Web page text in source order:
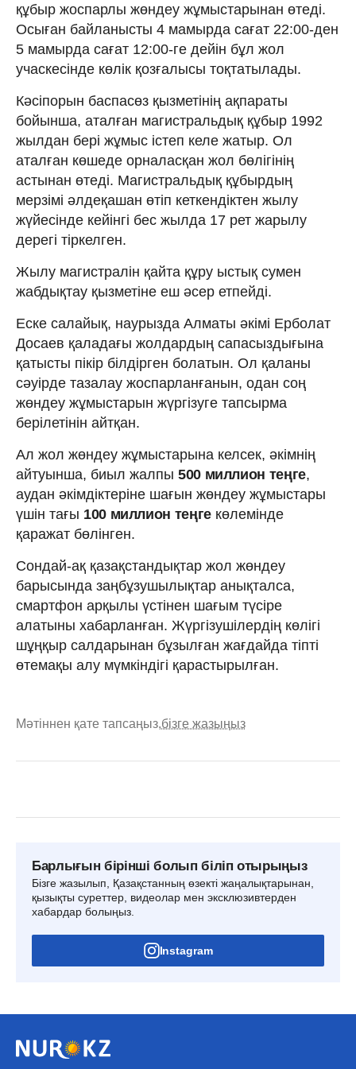
құбыр жоспарлы жөндеу жұмыстарынан өтеді.
Осыған байланысты 4 мамырда сағат 22:00-ден
5 мамырда сағат 12:00-ге дейін бұл жол
учаскесінде көлік қозғалысы тоқтатылады.
Кәсіпорын баспасөз қызметінің ақпараты
бойынша, аталған магистральдық құбыр 1992
жылдан бері жұмыс істеп келе жатыр. Ол
аталған көшеде орналасқан жол бөлігінің
астынан өтеді. Магистральдық құбырдың
мерзімі әлдеқашан өтіп кеткендіктен жылу
жүйесінде кейінгі бес жылда 17 рет жарылу
дерегі тіркелген.
Жылу магистралін қайта құру ыстық сумен
жабдықтау қызметіне еш әсер етпейді.
Еске салайық, наурызда Алматы әкімі Ерболат
Досаев қаладағы жолдардың сапасыздығына
қатысты пікір білдірген болатын. Ол қаланы
сәуірде тазалау жоспарланғанын, одан соң
жөндеу жұмыстарын жүргізуге тапсырма
берілетінін айтқан.
Ал жол жөндеу жұмыстарына келсек, әкімнің
айтуынша, биыл жалпы 500 миллион теңге,
аудан әкімдіктеріне шағын жөндеу жұмыстары
үшін тағы 100 миллион теңге көлемінде
қаражат бөлінген.
Сондай-ақ қазақстандықтар жол жөндеу
барысында заңбұзушылықтар анықталса,
смартфон арқылы үстінен шағым түсіре
алатыны хабарланған. Жүргізушілердің көлігі
шұңқыр салдарынан бұзылған жағдайда тіпті
өтемақы алу мүмкіндігі қарастырылған.
Мәтіннен қате тапсаңыз,бізге жазыңыз
Барлығын бірінші болып біліп отырыңыз
Бізге жазылып, Қазақстанның өзекті жаңалықтарынан,
қызықты суреттер, видеолар мен эксклюзивтерден
хабардар болыңыз.
Instagram